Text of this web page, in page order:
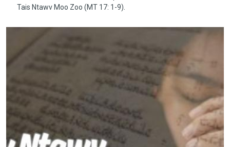
Tais Ntawv Moo Zoo (MT 17: 1-9).